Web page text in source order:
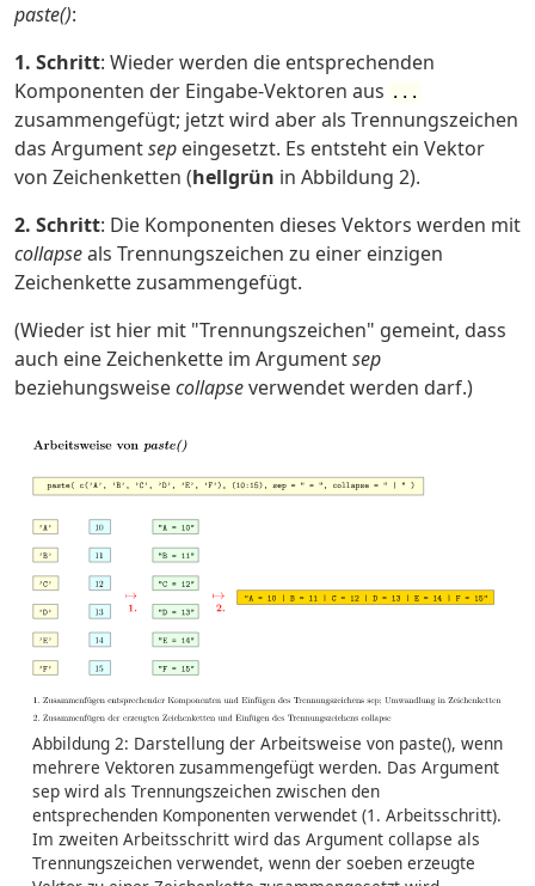
paste():
1. Schritt: Wieder werden die entsprechenden
Komponenten der Eingabe-Vektoren aus ...
zusammengefügt; jetzt wird aber als Trennungszeichen
das Argumentsep eingesetzt. Es entsteht ein Vektor
von Zeichenketten (hellgrün in Abbildung 2).
2. Schritt: Die Komponenten dieses Vektors werden mit
collapseals Trennungszeichen zu einer einzigen
Zeichenkette zusammengefügt.
(Wieder ist hier mit "Trennungszeichen" gemeint, dass
auch eine Zeichenkette im Argumentsep
beziehungsweisecollapseverwendet werden darf.)
Abbildung 2: Darstellung der Arbeitsweise von paste(), wenn
mehrere Vektoren zusammengefügt werden. Das Argument
sep wird als Trennungszeichen zwischen den
entsprechenden Komponenten verwendet (1. Arbeitsschritt).
Im zweiten Arbeitsschritt wird das Argument collapse als
Trennungszeichen verwendet, wenn der soeben erzeugte